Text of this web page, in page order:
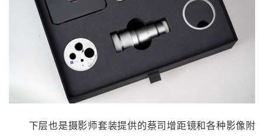
下层也是摄影师套装提供的蔡司增距镜和各种影像附